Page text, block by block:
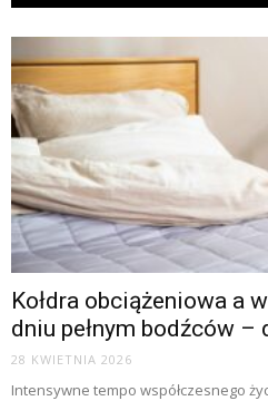
Kołdra obciążeniowa a
dniu pełnym bodźców –
28 KWIETNIA 2026
Intensywne tempo współczesnego